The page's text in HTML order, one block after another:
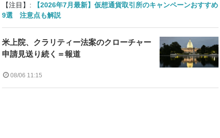
【注目】:
【2026年7月最新】仮想通貨取引所のキャンペーンおすすめ
9選 注意点も解説
米上院、クラリティー法案のクローチャー
申請見送り続く＝報道
08/06 11:15